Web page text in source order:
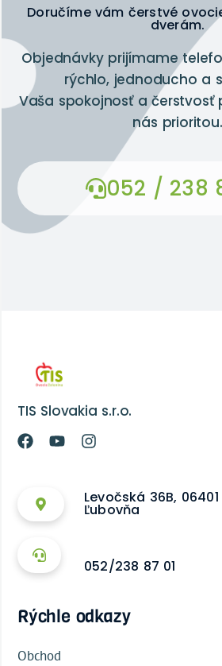
Doručíme vám čerstvé
dverám.
Objednávky prijímame
rýchlo, jednoducho a
Vaša spokojnosť a čerstvosť
nás prioritou.
052 / 238
TIS Slovakia s.r.o.
Levočská 36B,
Ľubovňa
052/238 87 01
Rýchle odkazy
Obchod